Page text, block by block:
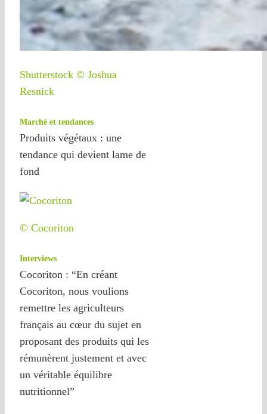
Shutterstock © Joshua
Resnick
Marché et tendances
Produits végétaux : une
tendance qui devient lame de
fond
© Cocoriton
Interviews
Cocoriton : “En créant
Cocoriton, nous voulions
remettre les agriculteurs
français au cœur du sujet en
proposant des produits qui les
rémunèrent justement et avec
un véritable équilibre
nutritionnel”